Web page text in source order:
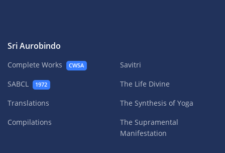
Sri Aurobindo
Complete Works CWSA
SABCL 1972
Translations
Compilations
Savitri
The Life Divine
The Synthesis of Yoga
The Supramental
Manifestation